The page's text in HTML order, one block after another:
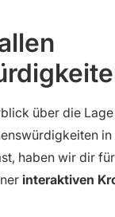
über die
haben wir dir
interaktiven